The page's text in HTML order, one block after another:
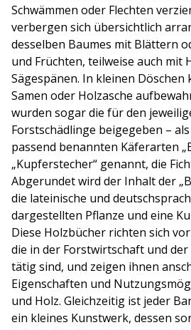
Schwämmen oder Flechten
verbergen sich übersichtlich
desselben Baumes mit Blättern
und Früchten, teilweise auch mit
Sägespänen. In kleinen
Samen oder Holzasche
wurden sogar die für den
Forstschädlinge beigegeben –
passend benannten Käferarten
„Kupferstecher“ genannt, die
Abgerundet wird der Inhalt der
die lateinische und
dargestellten Pflanze und eine
Diese Holzbücher richten sich
die in der Forstwirtschaft und
tätig sind, und zeigen ihnen
Eigenschaften und
und Holz. Gleichzeitig ist jeder
ein kleines Kunstwerk, dessen